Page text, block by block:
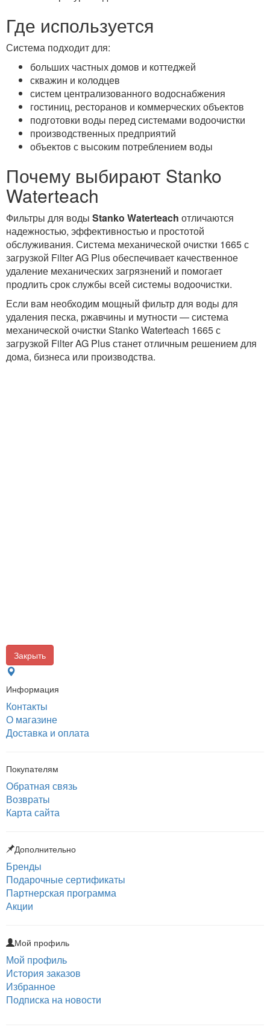
Где используется
Система подходит для:
больших частных домов и коттеджей
скважин и колодцев
систем централизованного водоснабжения
гостиниц, ресторанов и коммерческих объектов
подготовки воды перед системами водоочистки
производственных предприятий
объектов с высоким потреблением воды
Почему выбирают Stanko
Waterteach
Фильтры для воды Stanko Waterteach отличаются
надежностью, эффективностью и простотой
обслуживания. Система механической очистки 1665 с
загрузкой Filter AG Plus обеспечивает качественное
удаление механических загрязнений и помогает
продлить срок службы всей системы водоочистки.
Если вам необходим мощный фильтр для воды для
удаления песка, ржавчины и мутности — система
механической очистки Stanko Waterteach 1665 с
загрузкой Filter AG Plus станет отличным решением для
дома, бизнеса или производства.
Закрыть
Информация
Контакты
О магазине
Доставка и оплата
Покупателям
Обратная связь
Возвраты
Карта сайта
Дополнительно
Бренды
Подарочные сертификаты
Партнерская программа
Акции
Мой профиль
Мой профиль
История заказов
Избранное
Подписка на новости